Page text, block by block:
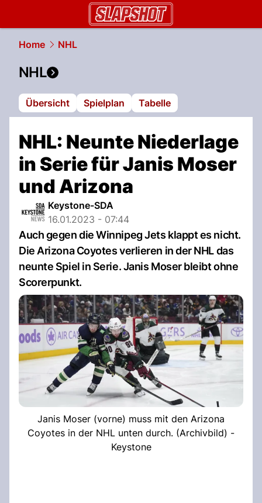
Home NHL
NHL
Übersicht Spielplan Tabelle
NHL: Neunte Niederlage
in Serie für Janis Moser
und Arizona
Keystone-SDA
16.01.2023 - 07:44
Auch gegen die Winnipeg Jets klappt es nicht.
Die Arizona Coyotes verlieren in der NHL das
neunte Spiel in Serie. Janis Moser bleibt ohne
Scorerpunkt.
Janis Moser (vorne) muss mit den Arizona
Coyotes in der NHL unten durch. (Archivbild) -
Keystone